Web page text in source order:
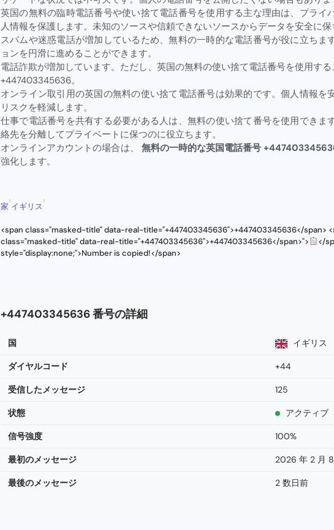
英国の無料の臨時電話番号や使い捨て電話番号を使用する主な理由は、プライ
人情報を保護します。未知のソースや信頼できないソースからデータを安全に保
スパムや迷惑電話が増加しているため、無料の一時的な電話番号が役に立ちま
ョンを円滑に進めることができます。
電話詐欺が増加しています。ただし、英国の無料の使い捨て電話番号を使用する
+447403345636。
オンライン取引用の英国の無料の使い捨て電話番号は効果的です。個人情報
リスクを軽減します。
仕事で電話番号を共有する必要がある人は、無料の使い捨て番号を使用できま
絡先を分離してプライベートに保つのに役立ちます。
オンラインアカウントの場合は、 無料の一時的な英国電話番号
強化します。
家
›
イギリス
›
<span class="masked-title" data-real-title="+447403345636">+447403345636</span>
class="masked-title" data-real-title="+447403345636">+447403345636</span>">
</
style="display:none;">Number is copied!</span>
+447403345636 番号の詳細
国 イギリス
ダイヤルコード +44
受信したメッセージ 125
状態 アクティブ
信号強度 100%
最初のメッセージ 2026 年 2 月
最後のメッセージ 2 数日前